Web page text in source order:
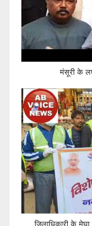
मंसूरी के
जिलाधिकारी के मेघा